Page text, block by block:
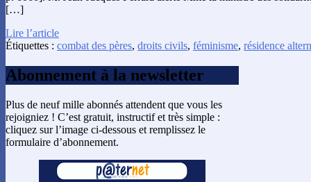
[…]
Lire l’article
Étiquettes : combat des pères, droits civils, féminisme, résidence
Abonnement à la newsletter
Plus de neuf mille abonnés attendent que vous les
rejoigniez ! C’est gratuit, instructif et très simple :
cliquez sur l’image ci-dessous et remplissez le
formulaire d’abonnement.